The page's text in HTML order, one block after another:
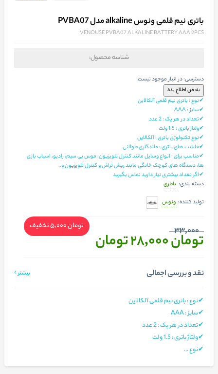
باتری نیم قلمی ونوس alkaline مدل PVBA07
VENOUSE PVBA07 ALKALINE BATTERY AAA 2PCS
شناسه محصول:
دسترسی:در انبار موجود نیست
✔نوع : باتری نیم قلمی آلکالاین
✔سایز : AAA
✔تعداد در هر پک : 2 عدد
✔ولتاژ باتری : 1.5 ولت
✔نوع تکنولوژی باتری : آلکالاین
✔قابلیت‌ های باتری : ماندگاری طولانی
✔مناسب برای : انواع وسایل مانند کنترل تلویزیون، موس بی‌ سیم، رادیو، اسباب بازی‌
ها، دستگاه‌ های کوچک خانگی مانند ریش‌ تراش و کنترل تلویزیون و..
✔اگر تعداد بیشتری نیاز دارید تماس بگیرید
دسته بندی: باطری
تولید کننده: ونوس
33,000
تومان 28,000 تومان
تومان 5,000 تخفیف
نقد و بررسی اجمالی بیشتر
✔نوع : باتری نیم قلمی آلکالاین
✔سایز : AAA
✔تعداد در هر پک : 2 عدد
✔ولتاژ باتری : 1.5 ولت
✔نوع ...